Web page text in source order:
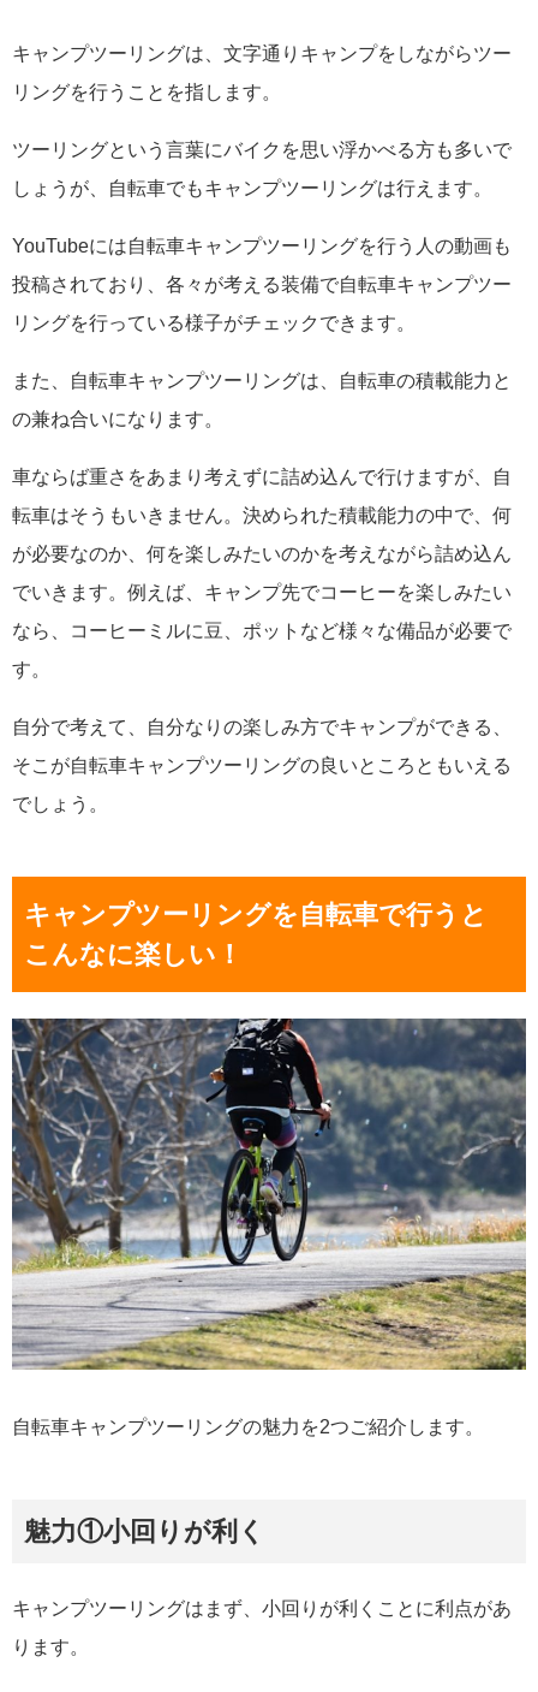
キャンプツーリングは、文字通りキャンプをしながらツー
リングを行うことを指します。
ツーリングという言葉にバイクを思い浮かべる方も多いで
しょうが、自転車でもキャンプツーリングは行えます。
YouTubeには自転車キャンプツーリングを行う人の動画も
投稿されており、各々が考える装備で自転車キャンプツー
リングを行っている様子がチェックできます。
また、自転車キャンプツーリングは、自転車の積載能力と
の兼ね合いになります。
車ならば重さをあまり考えずに詰め込んで行けますが、自
転車はそうもいきません。決められた積載能力の中で、何
が必要なのか、何を楽しみたいのかを考えながら詰め込ん
でいきます。例えば、キャンプ先でコーヒーを楽しみたい
なら、コーヒーミルに豆、ポットなど様々な備品が必要で
す。
自分で考えて、自分なりの楽しみ方でキャンプができる、
そこが自転車キャンプツーリングの良いところともいえる
でしょう。
キャンプツーリングを自転車で行うと
こんなに楽しい！
自転車キャンプツーリングの魅力を2つご紹介します。
魅力①小回りが利く
キャンプツーリングはまず、小回りが利くことに利点があ
ります。